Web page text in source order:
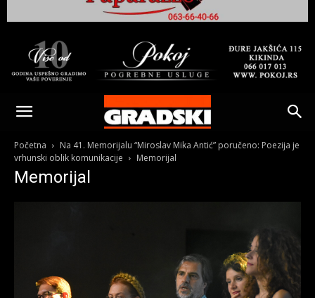
Gradski
Online
Kikinda
Početna
Na 41. Memorijalu “Miroslav Mika Antić” poručeno: Poezija je
vrhunski oblik komunikacije
Memorijal
Memorijal